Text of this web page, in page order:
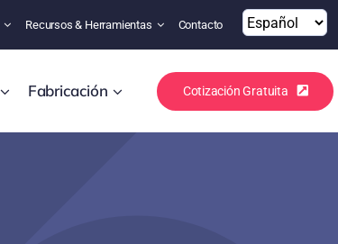
Recursos & Herramientas Contacto
Fabricación Cotización Gratuita